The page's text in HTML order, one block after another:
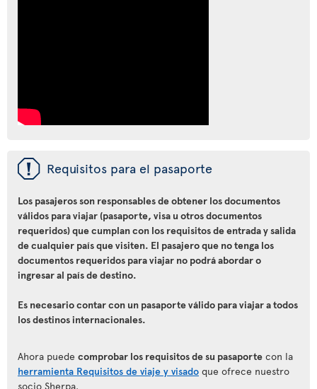
ü Requisitos para el pasaporte
Los pasajeros son responsables de obtener los documentos
válidos para viajar (pasaporte, visa u otros documentos
requeridos) que cumplan con los requisitos de entrada y salida
de cualquier país que visiten. El pasajero que no tenga los
documentos requeridos para viajar no podrá abordar o
ingresar al país de destino.
Es necesario contar con un pasaporte válido para viajar a todos
los destinos internacionales.
Ahora puede comprobar los requisitos de su pasaporte con la
herramienta Requisitos de viaje y visado que ofrece nuestro
socio Sherpa.